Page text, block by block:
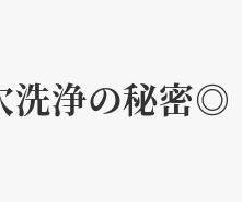
洗浄の秘密◎